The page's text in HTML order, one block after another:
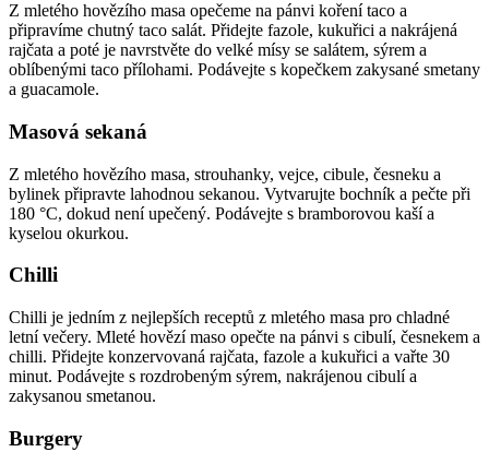
Z mletého hovězího masa opečeme na pánvi koření taco a
připravíme chutný taco salát. Přidejte fazole, kukuřici a nakrájená
rajčata a poté je navrstvěte do velké mísy se salátem, sýrem a
oblíbenými taco přílohami. Podávejte s kopečkem zakysané smetany
a guacamole.
Masová sekaná
Z mletého hovězího masa, strouhanky, vejce, cibule, česneku a
bylinek připravte lahodnou sekanou. Vytvarujte bochník a pečte při
180 °C, dokud není upečený. Podávejte s bramborovou kaší a
kyselou okurkou.
Chilli
Chilli je jedním z nejlepších receptů z mletého masa pro chladné
letní večery. Mleté hovězí maso opečte na pánvi s cibulí, česnekem a
chilli. Přidejte konzervovaná rajčata, fazole a kukuřici a vařte 30
minut. Podávejte s rozdrobeným sýrem, nakrájenou cibulí a
zakysanou smetanou.
Burgery